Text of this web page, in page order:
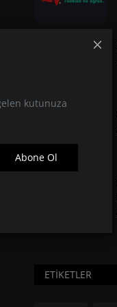
kutunuza
Abone Ol
ETIKETLER